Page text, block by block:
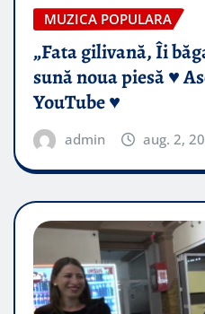
MUZICA POPULARA
„Fata gilivană, Îi
sună noua piesă ♥️
YouTube ♥️
admin aug. 2,